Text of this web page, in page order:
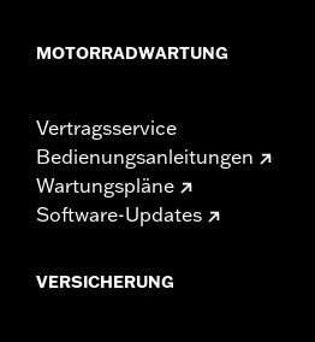
MOTORRADWARTUNG
Vertragsservice
Bedienungsanleitungen
Wartungspläne
Software-Updates
VERSICHERUNG